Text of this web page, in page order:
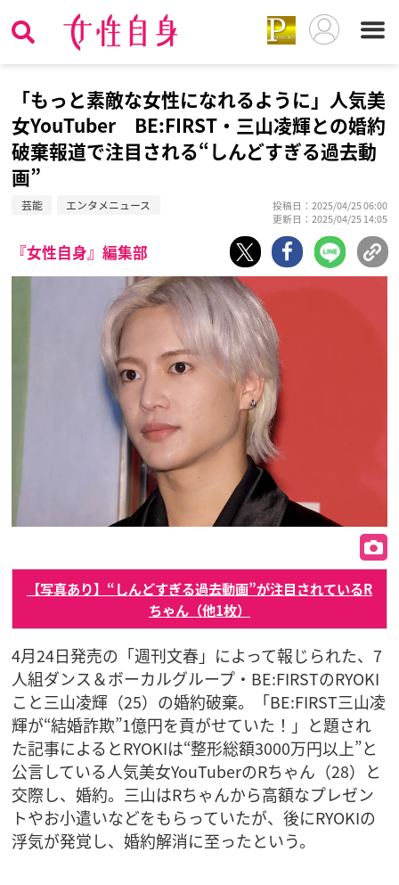
「もっと素敵な女性になれるように」人気美
女YouTuber BE:FIRST・三山凌輝との婚約
破棄報道で注目される“しんどすぎる過去動
画”
芸能 エンタメニュース
投稿日：2025/04/25 06:00
更新日：2025/04/25 14:05
『女性自身』編集部
【写真あり】“しんどすぎる過去動画”が注目されているR
ちゃん（他1枚）
4月24日発売の「週刊文春」によって報じられた、7
人組ダンス＆ボーカルグループ・BE:FIRSTのRYOKI
こと三山凌輝（25）の婚約破棄。「BE:FIRST三山凌
輝が“結婚詐欺”1億円を貢がせていた！」と題され
た記事によるとRYOKIは“整形総額3000万円以上”と
公言している人気美女YouTuberのRちゃん（28）と
交際し、婚約。三山はRちゃんから高額なプレゼン
トやお小遣いなどをもらっていたが、後にRYOKIの
浮気が発覚し、婚約解消に至ったという。